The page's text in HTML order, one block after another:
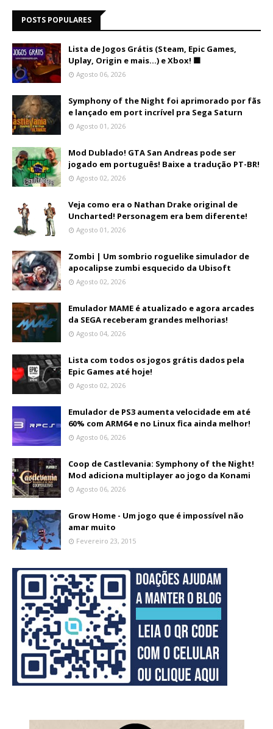
POSTS POPULARES
Lista de Jogos Grátis (Steam, Epic Games,
Uplay, Origin e mais...) e Xbox! 🟩
Agosto 06, 2026
Symphony of the Night foi aprimorado por fãs
e lançado em port incrível pra Sega Saturn
Agosto 01, 2026
Mod Dublado! GTA San Andreas pode ser
jogado em português! Baixe a tradução PT-BR!
Agosto 02, 2026
Veja como era o Nathan Drake original de
Uncharted! Personagem era bem diferente!
Agosto 01, 2026
Zombi | Um sombrio roguelike simulador de
apocalipse zumbi esquecido da Ubisoft
Agosto 02, 2026
Emulador MAME é atualizado e agora arcades
da SEGA receberam grandes melhorias!
Agosto 04, 2026
Lista com todos os jogos grátis dados pela
Epic Games até hoje!
Agosto 02, 2026
Emulador de PS3 aumenta velocidade em até
60% com ARM64 e no Linux fica ainda melhor!
Agosto 06, 2026
Coop de Castlevania: Symphony of the Night!
Mod adiciona multiplayer ao jogo da Konami
Agosto 06, 2026
Grow Home - Um jogo que é impossível não
amar muito
Fevereiro 23, 2015